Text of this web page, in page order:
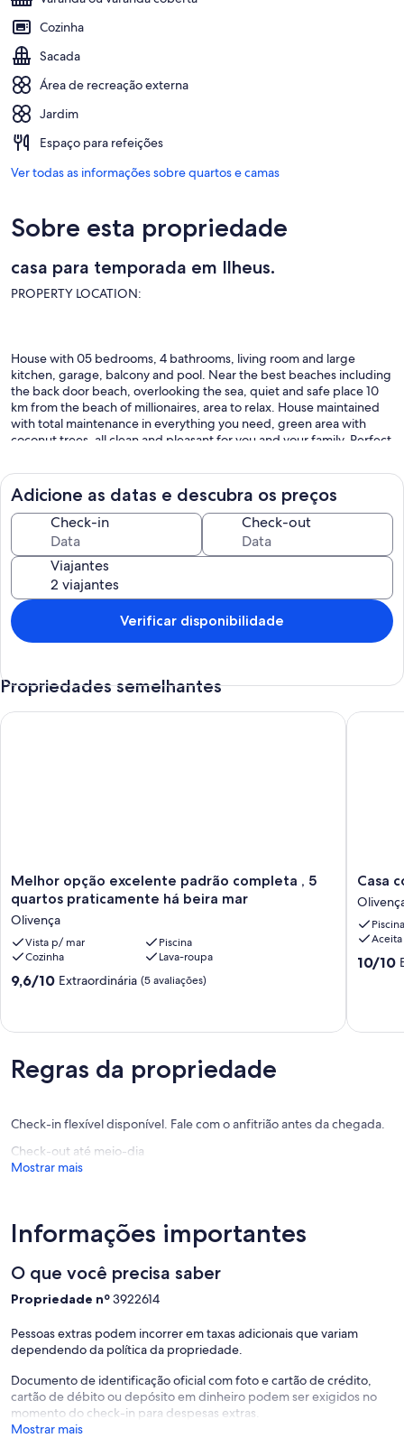
Cozinha
Sacada
Área de recreação externa
Jardim
Espaço para refeições
Ver todas as informações sobre quartos e camas
Sobre esta propriedade
casa para temporada em Ilheus.
PROPERTY LOCATION:
House with 05 bedrooms, 4 bathrooms, living room and large
kitchen, garage, balcony and pool. Near the best beaches including
the back door beach, overlooking the sea, quiet and safe place 10
km from the beach of millionaires, area to relax. House maintained
with total maintenance in everything you need, green area with
coconut trees, all clean and pleasant for you and your family. Perfect
500.00 REAL.
Adicione as datas e descubra os preços
Check-in Check-out
Viajantes
Verificar disponibilidade
Propriedades semelhantes
Melhor
opção
excelente
padrão
completa
,
5
quartos
mar
Olivença
Melhor opção excelente padrão completa , 5
quartos praticamente há beira mar
Olivença
Vista p/ mar
Piscina
Cozinha
Lava-roupa
9.6
Extraordinária,
avaliações)
9,6/10 Extraordinária (5 avaliações)
Melhor opção excelente padrão completa , 5 quartos
Casa
com
piscina
na
praia
do
Casa
Piscina
10.0
10/10
Casa
Regras da propriedade
Check-in flexível disponível. Fale com o anfitrião antes da chegada.
Check-out até meio-dia
Mostrar mais
Informações importantes
O que você precisa saber
Propriedade nº3922614
Pessoas extras podem incorrer em taxas adicionais que variam
dependendo da política da propriedade.
Documento de identificação oficial com foto e cartão de crédito,
cartão de débito ou depósito em dinheiro podem ser exigidos no
momento do check-in para despesas extras.
Mostrar mais